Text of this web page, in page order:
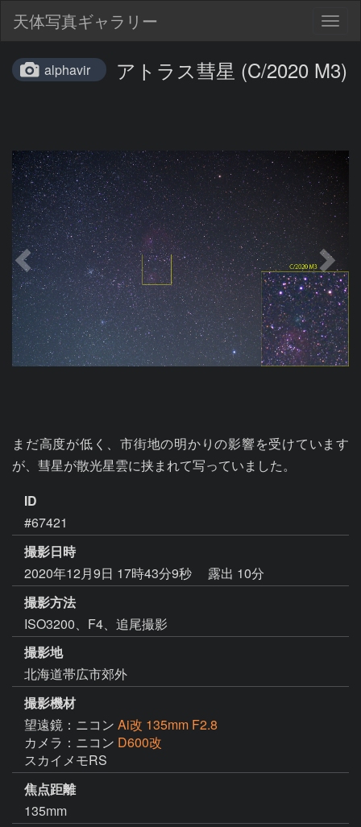
天体写真ギャラリー
alphavir アトラス彗星 (C/2020 M3)
まだ高度が低く、市街地の明かりの影響を受けています
が、彗星が散光星雲に挟まれて写っていました。
ID
#67421
撮影日時
2020年12月9日 17時43分9秒
露出 10分
撮影方法
ISO3200、F4、追尾撮影
撮影地
北海道帯広市郊外
撮影機材
望遠鏡：ニコン Ai改 135mm F2.8
カメラ：ニコン D600改
スカイメモRS
焦点距離
135mm